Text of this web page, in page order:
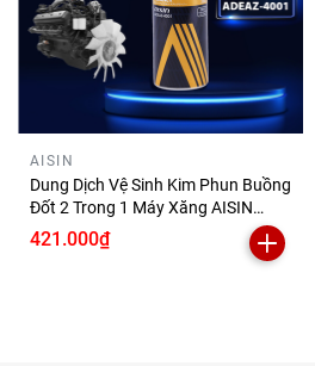
AISIN
Dung Dịch Vệ Sinh Kim Phun Buồng
Đốt 2 Trong 1 Máy Xăng AISIN
200ml ADEAZ-4001 Phụ Gia Làm
Sạch Động Cơ Ô Tô
421.000₫